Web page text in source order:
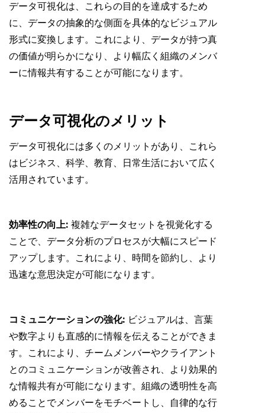
データ可視化は、これらの目的を達成するため
に、データの抽象的な側面を具体的なビジュアル
形式に変換します。これにより、データが持つ真
の価値が明らかになり、より幅広く組織のメンバ
ーに情報共有することが可能になります。
データ可視化のメリット
データ可視化には多くのメリットがあり、これら
はビジネス、科学、教育、日常生活において広く
活用されています。
効率性の向上: 複雑なデータセットを視覚化する
ことで、データ分析のプロセスが大幅にスピード
アップします。これにより、時間を節約し、より
迅速な意思決定が可能になります。
コミュニケーションの強化: ビジュアルは、言葉
や数字よりも直感的に情報を伝えることができま
す。これにより、チームメンバーやクライアント
とのコミュニケーションが改善され、より効果的
な情報共有が可能になります。組織の透明性を高
めることでメンバーをモチベートし、自律的な行